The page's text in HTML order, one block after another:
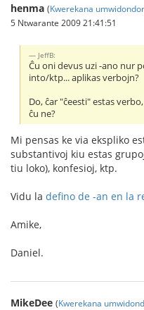
henma (Kwerekana
5 Ntwarante 2009 21:41:51
JeffB:
Ĉu oni devus uzi -ano nur
into/ktp... aplikas verbojn?
Do, ĉar "ĉeesti" estas
ĉu ne?
Mi pensas ke via ekspliko
substantivoj kiu estas
tiu loko), konfesioj, ktp.
Vidu la defino de -an en la
Amike,
Daniel.
MikeDee (Kwerekana